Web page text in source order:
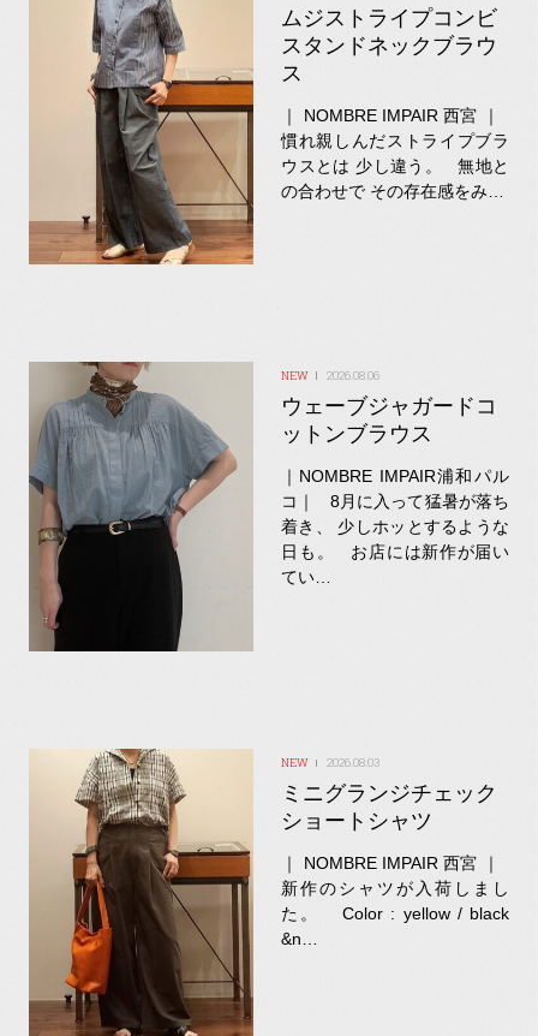
ムジストライプコンビ
スタンドネックブラウ
ス
｜ NOMBRE IMPAIR 西宮 ｜
慣れ親しんだストライプブラ
ウスとは 少し違う。 無地と
の合わせで その存在感をみ…
2026.08.06
ウェーブジャガードコ
ットンブラウス
｜NOMBRE IMPAIR浦和パル
コ｜ 8月に入って猛暑が落ち
着き、 少しホッとするような
日も。 お店には新作が届い
てい…
2026.08.03
ミニグランジチェック
ショートシャツ
｜ NOMBRE IMPAIR 西宮 ｜
新作のシャツが入荷しまし
た。 Color : yellow / black
&n…